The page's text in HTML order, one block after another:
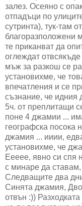
залез. Осеяно с
отпадъци по
сутринта), тук-там
благоразположени
те приканват да
оглеждат
мъж за разкош се
установихме, че
впечатления и се
съзнание, че идния
5ч. от преплитащи
поне 4 джамии ...
географска посока
джамия ... ииии,
установихме, че
Еееее, явно си спя
с минаре да ставам,
Следващите два
Синята джамия,
отвън :))